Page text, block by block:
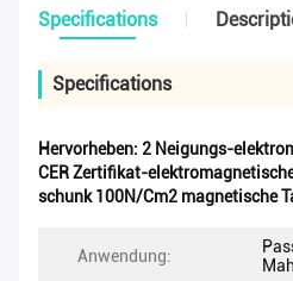
Specifications
Specifications
Hervorheben: 2 Neigungs-
CER Zertifikat-
schunk 100N/Cm2 magnetische
Anwendung: